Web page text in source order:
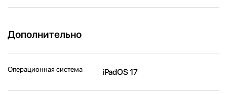
Дополнительно
Операционная система iPadOS 17